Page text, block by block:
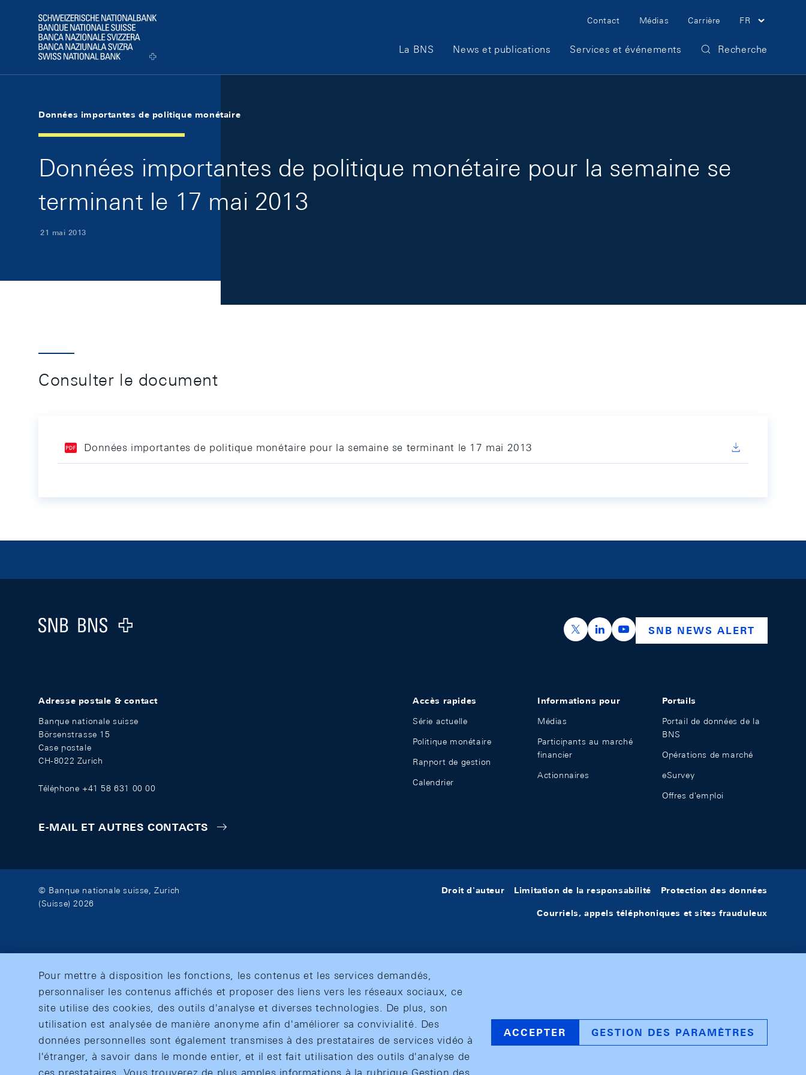
Logo
Meta Navigation
Contact Médias Carrière FR
Main Navigation
La BNS News et publications Services et événements Recherche
Données importantes de politique monétaire
Données importantes de politique monétaire pour la semaine se
terminant le 17 mai 2013
21 mai 2013
Consulter le document
Données importantes de politique monétaire pour la semaine se terminant le 17 mai 2013
Logo
https://x.com/snb_bns
https://ch.linkedin.com/company/swiss-
https://www.youtube.com/
SNB NEWS ALERT
Adresse postale & contact
Banque nationale suisse
Börsenstrasse 15
Case postale
CH-8022 Zurich
Téléphone +41 58 631 00 00
E-MAIL ET AUTRES CONTACTS
Accès rapides
Série actuelle
Politique monétaire
Rapport de gestion
Calendrier
Informations pour
Médias
Participants au marché
financier
Actionnaires
Portails
Portail de données de la
BNS
Opérations de marché
eSurvey
Offres d'emploi
© Banque nationale suisse, Zurich
(Suisse) 2026
Droit d'auteur Limitation de la responsabilité Protection des données
Courriels, appels téléphoniques et sites frauduleux
Pour mettre à disposition les fonctions, les contenus et les services demandés,
personnaliser les contenus affichés et proposer des liens vers les réseaux sociaux, ce
site utilise des cookies, des outils d'analyse et diverses technologies. De plus, son
utilisation est analysée de manière anonyme afin d'améliorer sa convivialité. Des
données personnelles sont également transmises à des prestataires de services vidéo à
l'étranger, à savoir dans le monde entier, et il est fait utilisation des outils d'analyse de
ACCEPTER GESTION DES PARAMÈTRES